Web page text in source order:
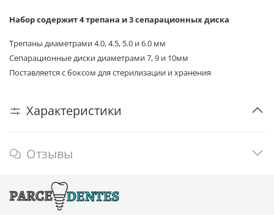
Набор содержит 4 трепана и 3 сепарационных диска
Трепаны диаметрами4.0, 4.5, 5.0 и 6.0 мм
Сепарационные диски диаметрами 7, 9 и 10мм
Поставляется с боксом для стерилизации и хранения
Характеристики
Отзывы